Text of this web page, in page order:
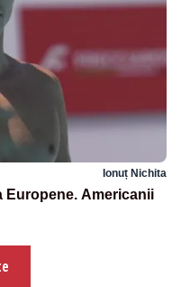
Ionuț Nichita
Europene. Americanii